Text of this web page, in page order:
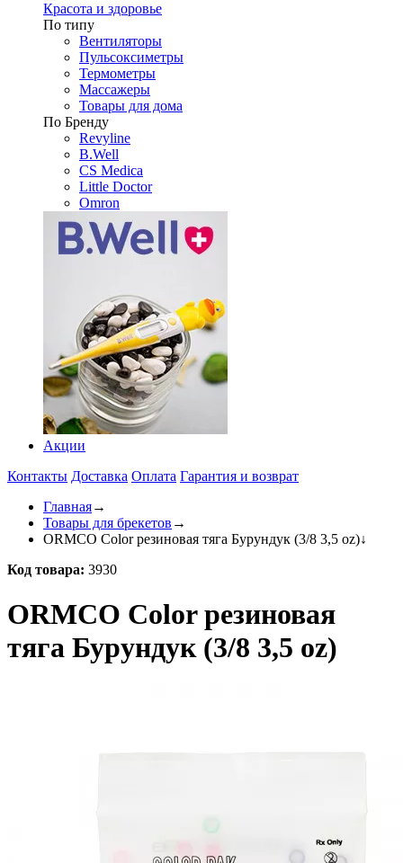
Красота и здоровье
По типу
Вентиляторы
Пульсоксиметры
Термометры
Массажеры
Товары для дома
По Бренду
Revyline
B.Well
CS Medica
Little Doctor
Omron
Акции
Контакты Доставка Оплата Гарантия и возврат
Главная→
Товары для брекетов →
ORMCO Color резиновая тяга Бурундук (3/8 3,5 oz)↓
Код товара: 3930
ORMCO Color резиновая
тяга Бурундук (3/8 3,5 oz)